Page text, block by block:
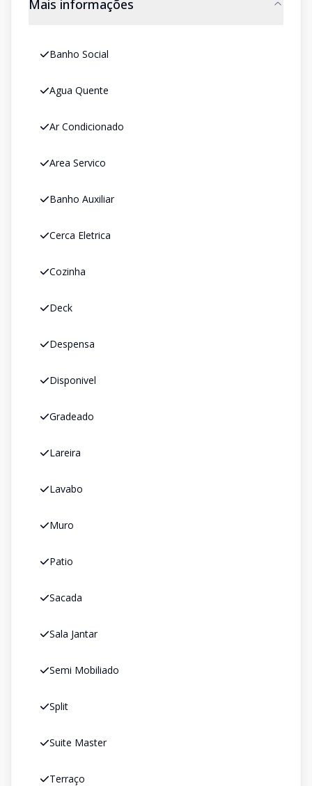
Mais informações
Banho Social
Agua Quente
Ar Condicionado
Area Servico
Banho Auxiliar
Cerca Eletrica
Cozinha
Deck
Despensa
Disponivel
Gradeado
Lareira
Lavabo
Muro
Patio
Sacada
Sala Jantar
Semi Mobiliado
Split
Suite Master
Terraço